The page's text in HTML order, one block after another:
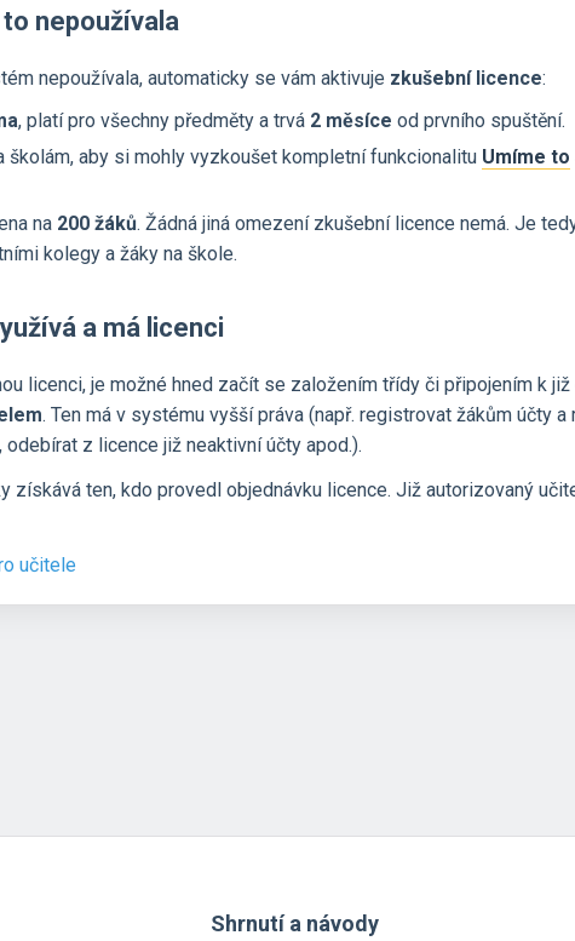
nepoužívala
nepoužívala, automaticky se vám aktivuje zkušební licence:
, platí pro všechny předměty a trvá 2 měsíce od prvního spuštění.
školám, aby si mohly vyzkoušet kompletní funkcionalitu
na 200 žáků. Žádná jiná omezení zkušební licence nemá. Je
kolegy a žáky na škole.
a má licenci
licenci, je možné hned začít se založením třídy či připojením k
. Ten má v systému vyšší práva (např. registrovat žákům účty
z licence již neaktivní účty apod.).
získává ten, kdo provedl objednávku licence. Již autorizovaný
učitele
Shrnutí a návody